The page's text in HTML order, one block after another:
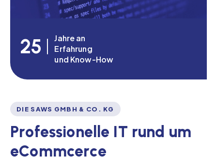
25
Jahre an
Erfahrung
und Know-How
DIE SAWS GMBH & CO. KG
Professione e IT rund um
eCommcerce